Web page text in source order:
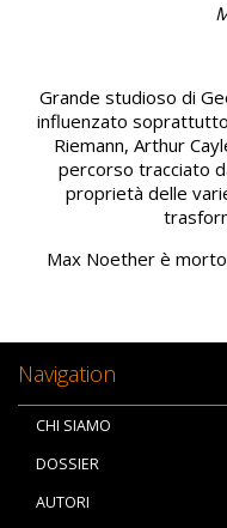
Grande studioso di
influenzato
Riemann, Arthur
percorso tracciato
proprietà delle
Max Noether è
Navigation
CHI SIAMO
DOSSIER
AUTORI